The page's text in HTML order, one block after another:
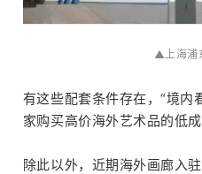
▲上海浦
有这些配套条件存在，“境内
家购买高价海外艺术品的低成
除此以外，近期海外画廊入